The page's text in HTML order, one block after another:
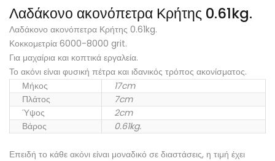
Λαδάκονο ακονόπετρα Κρήτης 0.61kg.
Λαδάκονο ακονόπετρα Κρήτης 0.61kg.
Κοκκομετρία 6000-8000 grit.
Για μαχαίρια και κοπτικά εργαλεία.
Το ακόνι είναι φυσική πέτρα και ιδανικός τρόπος ακονίσματος.
Μήκος
17cm
Πλάτος
7cm
Ύψος
2cm
Βάρος
0.61kg.
Επειδή το κάθε ακόνι είναι μοναδικό σε διαστάσεις, η τιμή έχει